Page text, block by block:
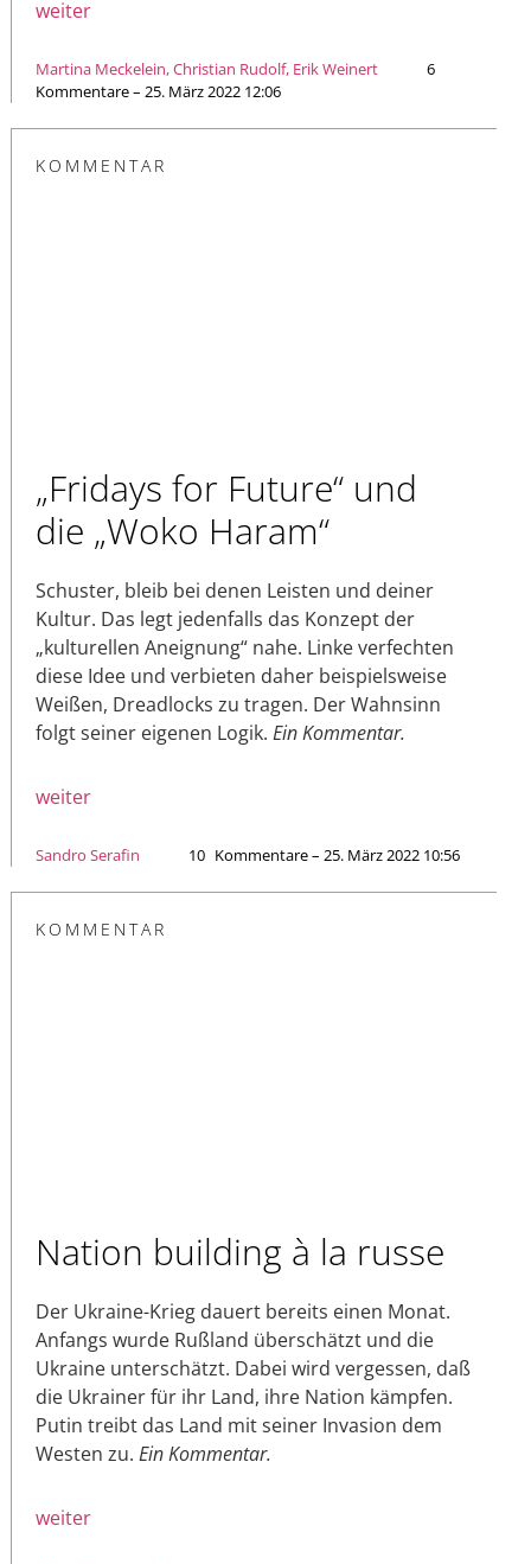
weiter
Martina Meckelein, Christian Rudolf, Erik Weinert
6
Kommentare – 25. März 2022 12:06
KOMMENTAR
„Fridays for Future“ und
die „Woko Haram“
Schuster, bleib bei denen Leisten und deiner
Kultur. Das legt jedenfalls das Konzept der
„kulturellen Aneignung“ nahe. Linke verfechten
diese Idee und verbieten daher beispielsweise
Weißen, Dreadlocks zu tragen. Der Wahnsinn
folgt seiner eigenen Logik. Ein Kommentar.
weiter
Sandro Serafin 10 Kommentare – 25. März 2022 10:56
KOMMENTAR
Nation building à la russe
Der Ukraine-Krieg dauert bereits einen Monat.
Anfangs wurde Rußland überschätzt und die
Ukraine unterschätzt. Dabei wird vergessen, daß
die Ukrainer für ihr Land, ihre Nation kämpfen.
Putin treibt das Land mit seiner Invasion dem
Westen zu. Ein Kommentar.
weiter